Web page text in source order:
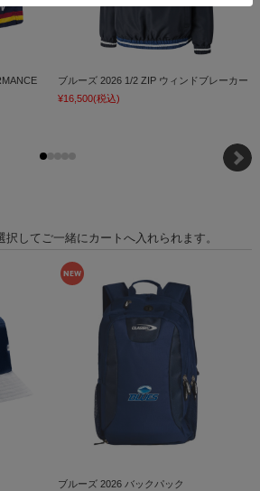
ブルーズ 2026 1/2 ZIP ウィンドブレーカー
¥16,500(税込)
択してご一緒にカートへ入れられます。
ブルーズ 2026 バックパック